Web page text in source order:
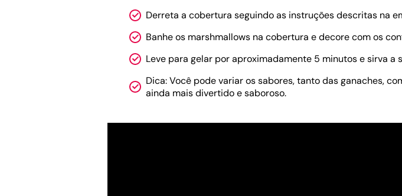
Derreta a cobertura seguindo as instruções descritas na
Banhe os marshmallows na cobertura e decore com os
Leve para gelar por aproximadamente 5 minutos e sirva a
Dica: Você pode variar os sabores, tanto das ganaches,
ainda mais divertido e saboroso.